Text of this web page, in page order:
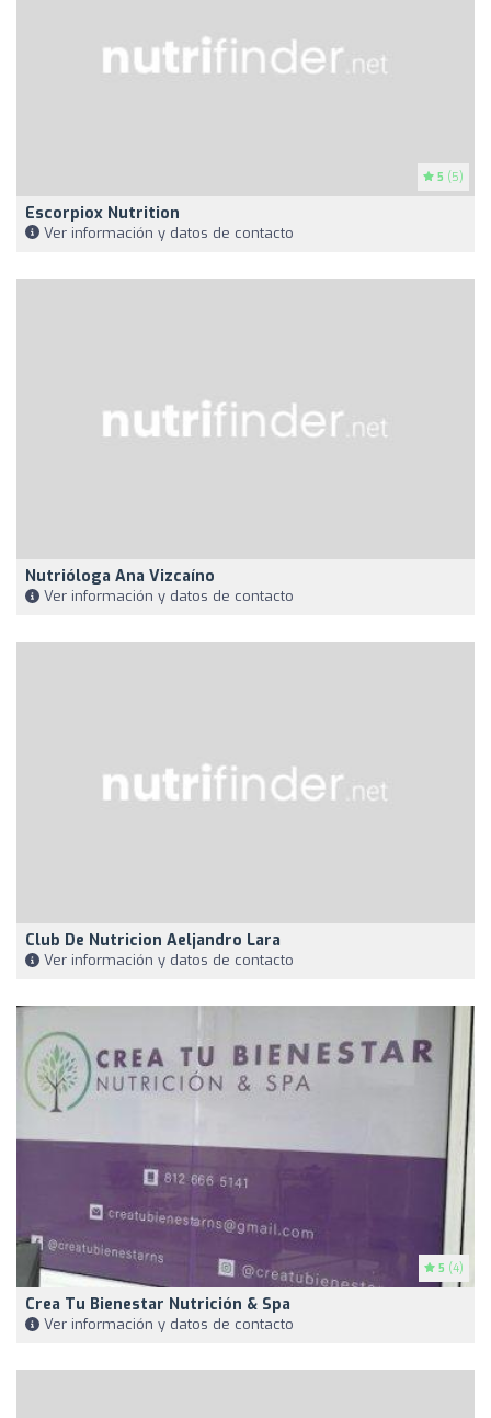
5 (5)
Escorpiox Nutrition
Ver información y datos de contacto
Nutrióloga Ana Vizcaíno
Ver información y datos de contacto
Club De Nutricion Aeljandro Lara
Ver información y datos de contacto
5 (4)
Crea Tu Bienestar Nutrición & Spa
Ver información y datos de contacto